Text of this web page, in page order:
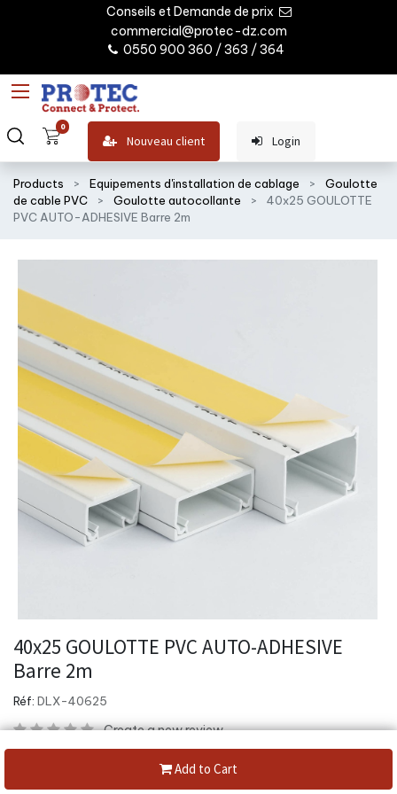
Conseils et Demande de prix
commercial@protec-dz.com
0550 900 360 / 363 / 364
0
Nouveau client Login
Products Equipements d'installation de cablage
Goulotte
de cable PVC
Goulotte autocollante
40x25 GOULOTTE
PVC AUTO-ADHESIVE Barre 2m
Add to Cart
40x25 GOULOTTE PVC AUTO-ADHESIVE
Barre 2m
Réf: DLX-40625
Create a new review
Goulotte autocollante